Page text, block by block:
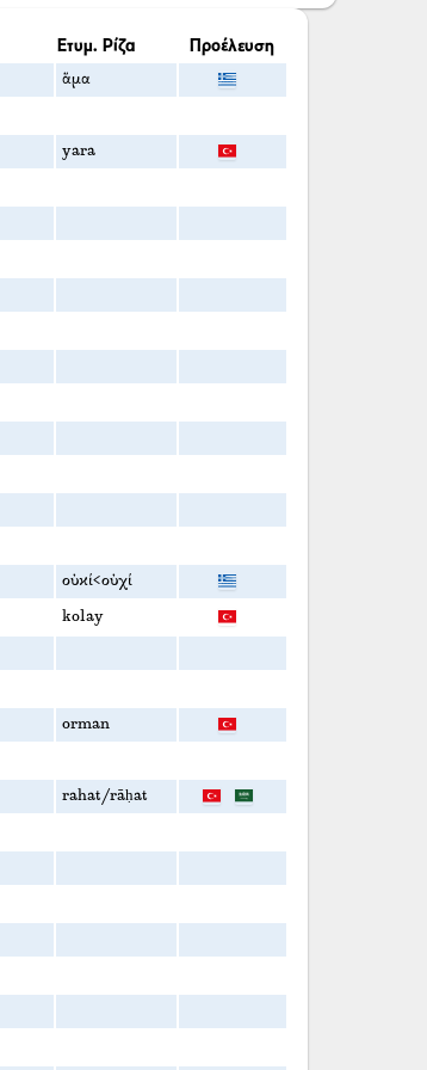
Ετυμ. Ρίζα Προέλευση
ἅμα
yara
οὐκί<οὐχί
kolay
orman
rahat/rāḥat